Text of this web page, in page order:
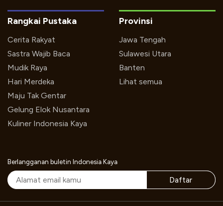
Rangkai Pustaka
Cerita Rakyat
Sastra Wajib Baca
Mudik Raya
Hari Merdeka
Maju Tak Gentar
Gelung Elok Nusantara
Kuliner Indonesia Kaya
Provinsi
Jawa Tengah
Sulawesi Utara
Banten
Lihat semua
Berlangganan buletin Indonesia Kaya
Daftar